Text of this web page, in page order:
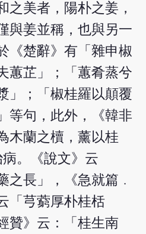
之美者，陽朴之姜，
與姜並稱，也與另一
《楚辭》有「雜申椒
蕙芷」；「蕙肴蒸兮
」；「椒桂羅以顛覆
等句，此外，《韓非
木蘭之櫝，薰以桂
。《說文》云
之長」，《急就篇﹒
「芎藭厚朴桂栝
贊》云：「桂生南